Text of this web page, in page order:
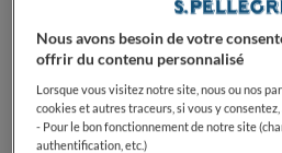
0 0 0
Nous avons besoin de votre
offrir du contenu personnalisé
Lorsque vous visitez notre site, nous ou nos
cookies et autres traceurs, si vous y
- Pour le bon fonctionnement de notre site
authentification, etc.)